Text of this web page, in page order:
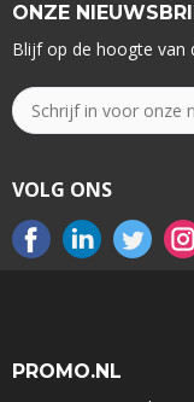
ONZE
Blijf op de hoogte van
VOLG ONS
PROMO.NL